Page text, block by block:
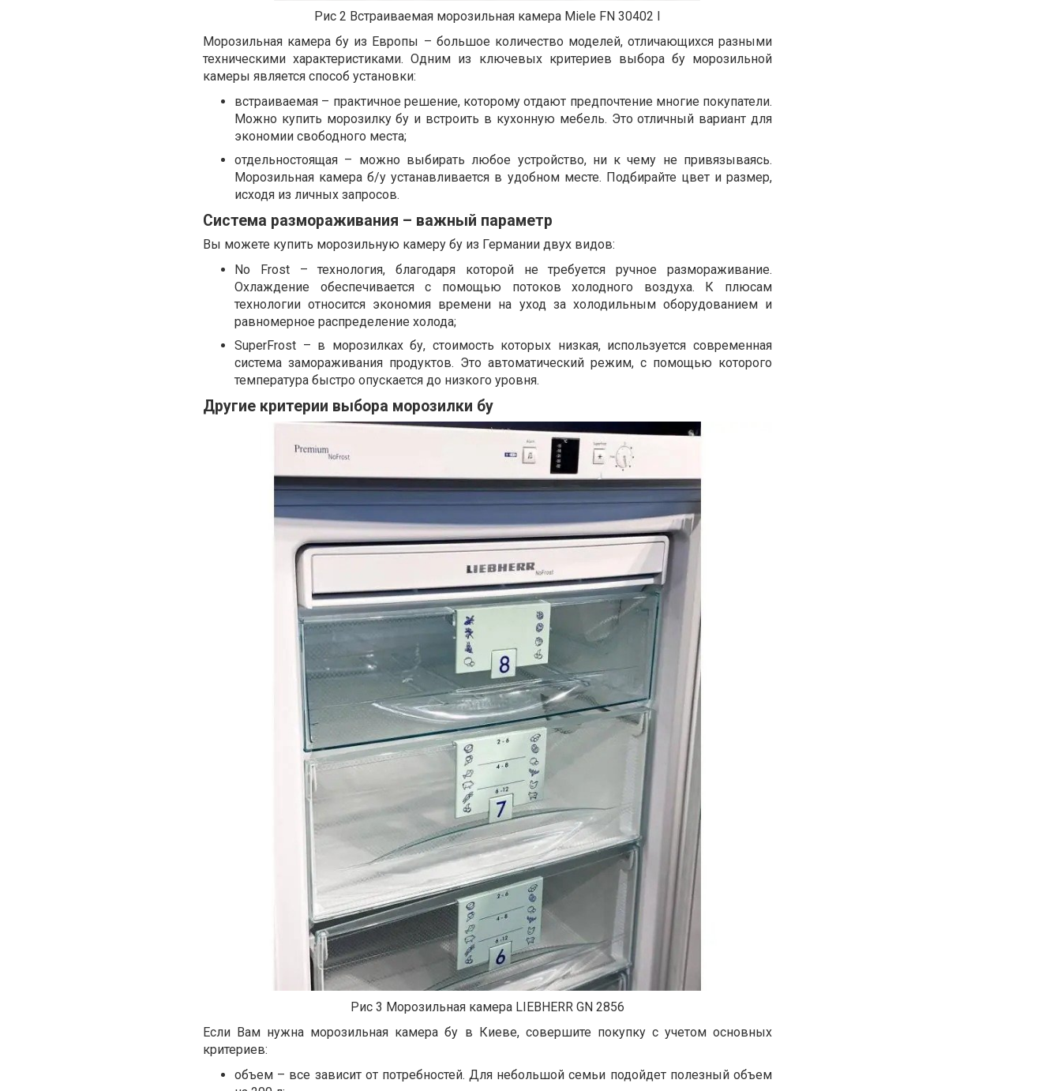
Рис 2 Встраиваемая морозильная камера Miele FN 30402 I
Морозильная камера бу из Европы – большое количество моделей, отличающихся разными
техническими характеристиками. Одним из ключевых критериев выбора бу морозильной
камеры является способ установки:
встраиваемая – практичное решение, которому отдают предпочтение многие покупатели.
Можно купить морозилку бу и встроить в кухонную мебель. Это отличный вариант для
экономии свободного места;
отдельностоящая – можно выбирать любое устройство, ни к чему не привязываясь.
Морозильная камера б/у устанавливается в удобном месте. Подбирайте цвет и размер,
исходя из личных запросов.
Система размораживания – важный параметр
Вы можете купить морозильную камеру бу из Германии двух видов:
No Frost – технология, благодаря которой не требуется ручное размораживание.
Охлаждение обеспечивается с помощью потоков холодного воздуха. К плюсам
технологии относится экономия времени на уход за холодильным оборудованием и
равномерное распределение холода;
SuperFrost – в морозилках бу, стоимость которых низкая, используется современная
система замораживания продуктов. Это автоматический режим, с помощью которого
температура быстро опускается до низкого уровня.
Другие критерии выбора морозилки бу
Рис 3 Морозильная камера LIEBHERR GN 2856
Если Вам нужна морозильная камера бу в Киеве, совершите покупку с учетом основных
критериев:
объем – все зависит от потребностей. Для небольшой семьи подойдет полезный объем